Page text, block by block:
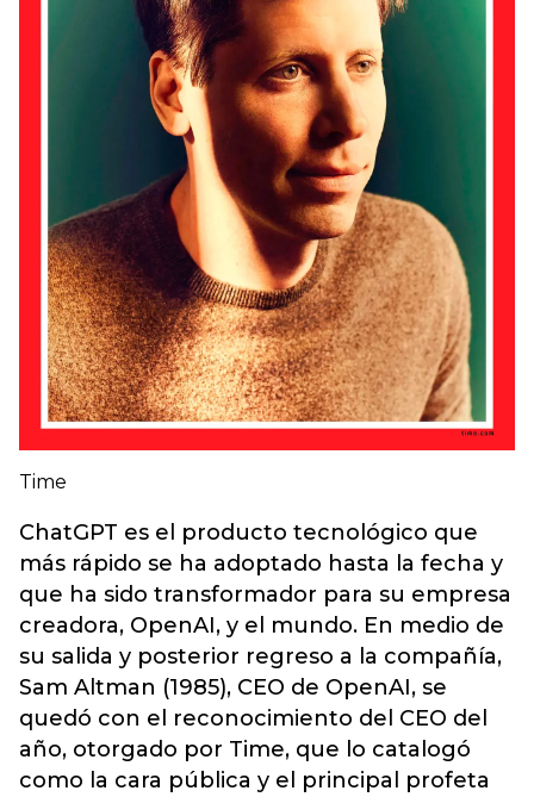
Time
ChatGPT es el producto tecnológico que
más rápido se ha adoptado hasta la fecha y
que ha sido transformador para su empresa
creadora, OpenAI, y el mundo. En medio de
su salida y posterior regreso a la compañía,
Sam Altman (1985), CEO de OpenAI, se
quedó con el reconocimiento del CEO del
año, otorgado por Time, que lo catalogó
como la cara pública y el principal profeta